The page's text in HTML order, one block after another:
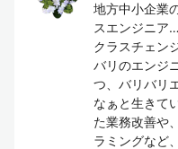
地方中小企業
スエンジニア
クラスチェン
バリのエンジ
つ、バリバリ
なぁと生きて
た業務改善や
ラミングなど